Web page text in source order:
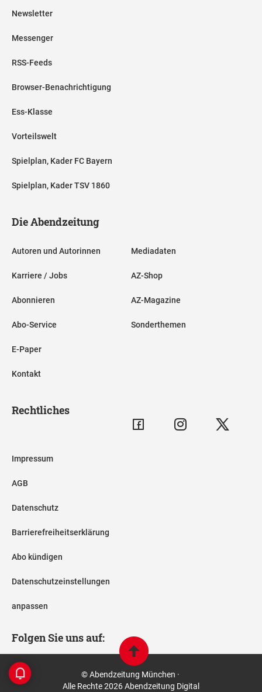
Newsletter
Messenger
RSS-Feeds
Browser-Benachrichtigung
Ess-Klasse
Vorteilswelt
Spielplan, Kader FC Bayern
Spielplan, Kader TSV 1860
Die Abendzeitung
Autoren und Autorinnen
Karriere / Jobs
Abonnieren
Abo-Service
E-Paper
Kontakt
Mediadaten
AZ-Shop
AZ-Magazine
Sonderthemen
Rechtliches
Impressum
AGB
Datenschutz
Barrierefreiheitserklärung
Abo kündigen
Datenschutzeinstellungen
anpassen
Folgen Sie uns auf:
© Abendzeitung München ·
Alle Rechte 2026 Abendzeitung Digital